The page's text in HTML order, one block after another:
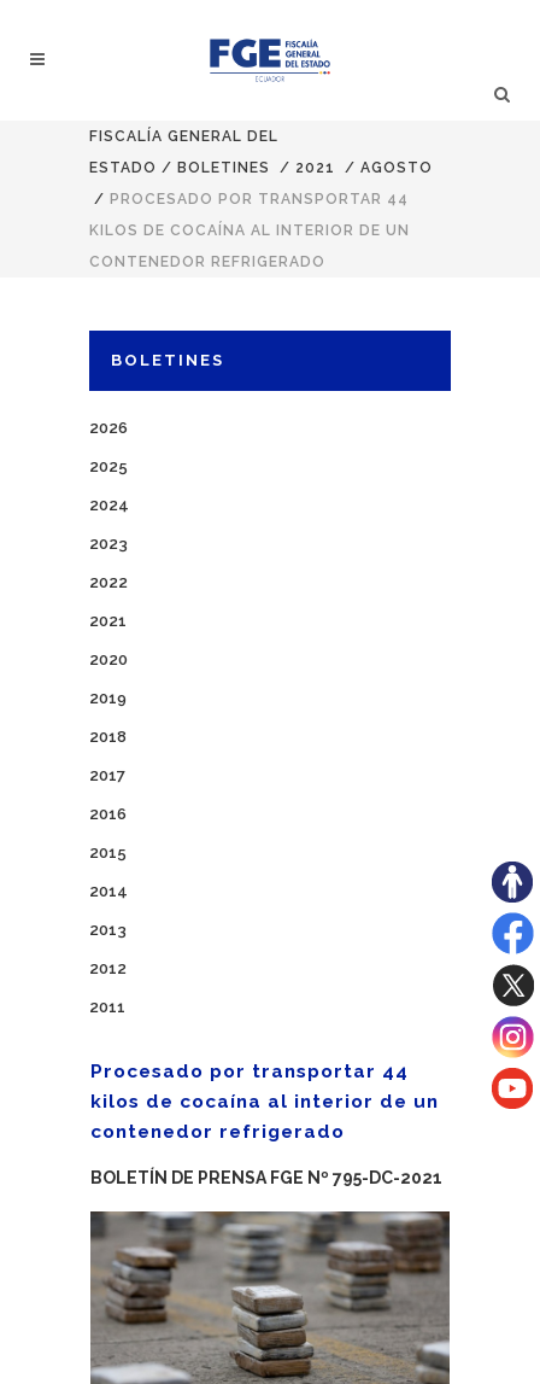
FISCALÍA GENERAL DEL
ESTADO / BOLETINES / 2021 / AGOSTO
/ PROCESADO POR TRANSPORTAR 44
KILOS DE COCAÍNA AL INTERIOR DE UN
CONTENEDOR REFRIGERADO
BOLETINES
2026
2025
2024
2023
2022
2021
2020
2019
2018
2017
2016
2015
2014
2013
2012
2011
Procesado por transportar 44
kilos de cocaína al interior de un
contenedor refrigerado
BOLETÍN DE PRENSA FGE Nº 795-DC-2021